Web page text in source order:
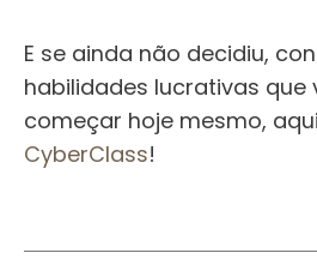
E se ainda não decidiu,
habilidades lucrativas que
começar hoje mesmo,
CyberClass!